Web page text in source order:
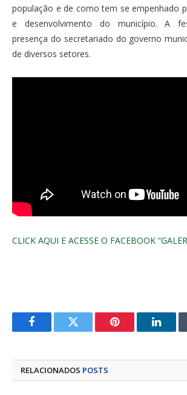
população e de como tem se empenhado
e desenvolvimento do município. A
presença do secretariado do governo
de diversos setores.
CLICK AQUI E ACESSE O FACEBOOK
FacebookTwitter Pinterest
RELACIONADOS POSTS